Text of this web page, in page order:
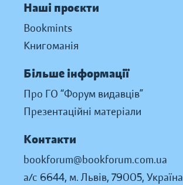
Наші проєкти
Bookmints
Книгоманія
Більше інформації
Про ГО “Форум видавців”
Презентаційні матеріали
Контакти
bookforum@bookforum.com.ua
а/с 6644, м. Львів, 79005, Україна